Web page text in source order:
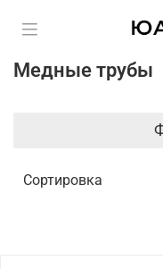
Медные трубы